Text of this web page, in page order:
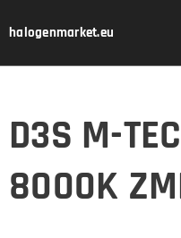
halogenmarket.eu
D3S M-
8000K